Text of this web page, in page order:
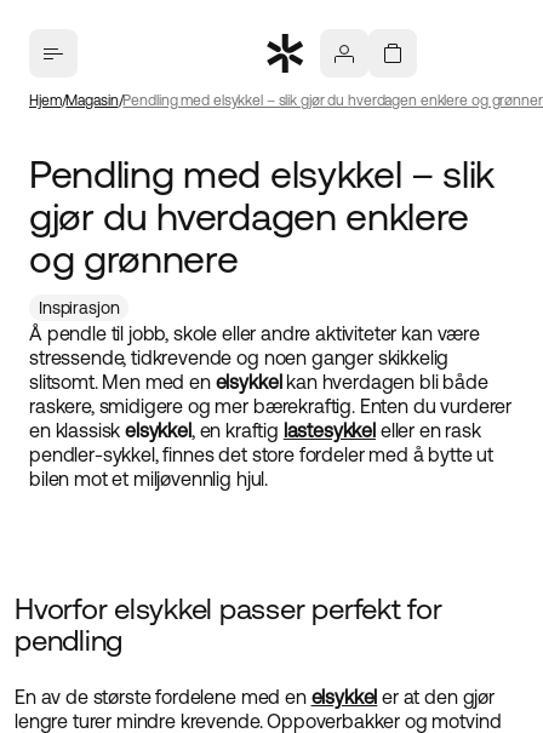
Hjem Magasin Pendling med elsykkel – slik gjør du hverdagen enklere og
Pendling med elsykkel – slik
gjør du hverdagen enklere
og grønnere
Inspirasjon
Å pendle til jobb, skole eller andre aktiviteter kan være
stressende, tidkrevende og noen ganger skikkelig
slitsomt. Men med en elsykkelkan hverdagen bli både
raskere, smidigere og mer bærekraftig. Enten du vurderer
en klassiskelsykkel, en kraftig lastesykkel eller en rask
pendler-sykkel, finnes det store fordeler med å bytte ut
bilen mot et miljøvennlig hjul.
Hvorfor elsykkel passer perfekt for
pendling
En av de største fordelene med en elsykkel er at den gjør
lengre turer mindre krevende. Oppoverbakker og motvind